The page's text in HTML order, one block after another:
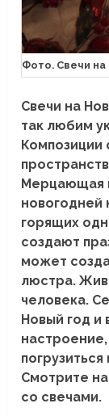
Фото. Свечи
Свечи на
так любим
Мерцающая
новогодней
горящих
создают
может
люстра.
человека.
Новый год и
Смотрите
со свечами.